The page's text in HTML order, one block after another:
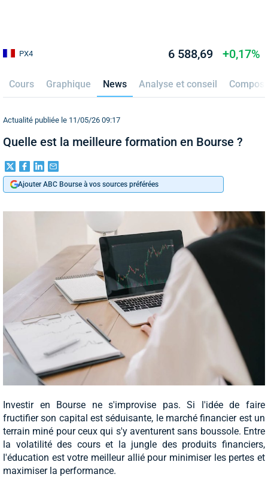
PX4 6 588,69 +0,17%
Cours Graphique News Analyse et conseil
Actualité publiée le 11/05/26 09:17
Quelle est la meilleure formation en Bourse ?
Ajouter ABC Bourse à vos sources préférées
Investir en Bourse ne s'improvise pas. Si l'idée de faire
fructifier son capital est séduisante, le marché financier est un
terrain miné pour ceux qui s'y aventurent sans boussole. Entre
la volatilité des cours et la jungle des produits financiers,
l'éducation est votre meilleur allié pour minimiser les pertes et
maximiser la performance.